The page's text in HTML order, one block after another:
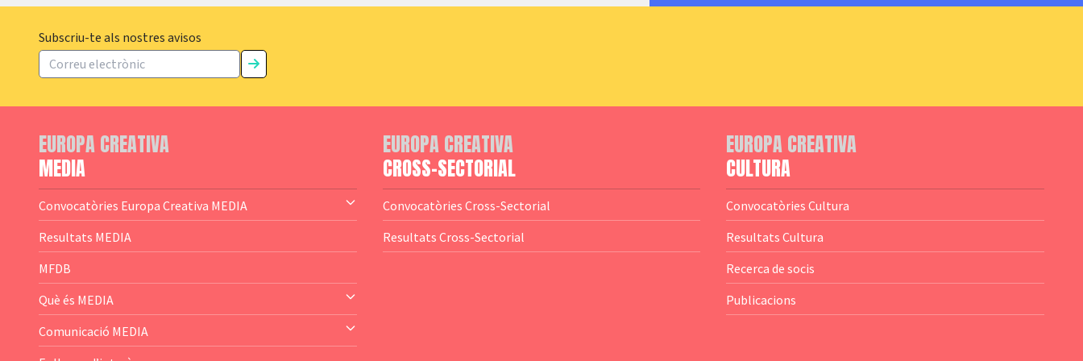
Subscriu-te als nostres avisos
EUROPA CREATIVA
MEDIA
Convocatòries Europa Creativa MEDIA
— Content Cluster
— Business Cluster
— Audience Cluster
— Altres
Resultats MEDIA
MFDB
Què és MEDIA
— El subprograma MEDIA
Comunicació MEDIA
EUROPA CREATIVA
CROSS-SECTORIAL
Convocatòries Cross-Sectorial
Resultats Cross-Sectorial
EUROPA CREATIVA
CULTURA
Convocatòries Cultura
Resultats Cultura
Recerca de socis
Publicacions